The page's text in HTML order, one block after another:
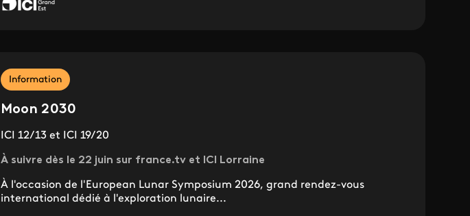
Information
Moon 2030
ICI 12/13 et ICI 19/20
À suivre dès le 22 juin sur france.tv et ICI Lorraine
À l'occasion de l'European Lunar Symposium 2026, grand rendez-vous
international dédié à l'exploration lunaire...